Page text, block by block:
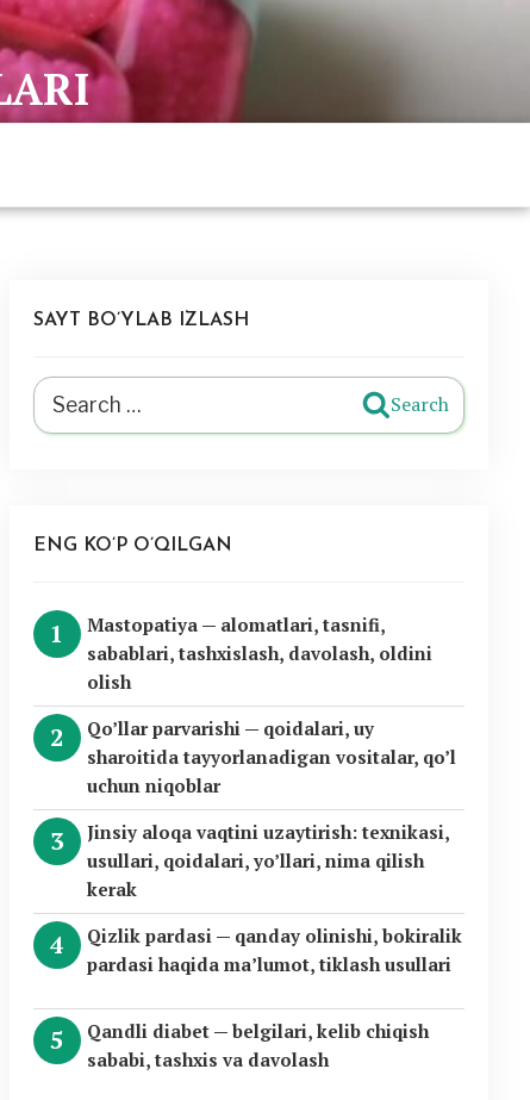
SAYT BO’YLAB IZLASH
Search
for:
Search
ENG KO’P O’QILGAN
Mastopatiya — alomatlari, tasnifi,
sabablari, tashxislash, davolash, oldini
olish
Qo’llar parvarishi — qoidalari, uy
sharoitida tayyorlanadigan vositalar, qo’l
uchun niqoblar
Jinsiy aloqa vaqtini uzaytirish: texnikasi,
usullari, qoidalari, yo’llari, nima qilish
kerak
Qizlik pardasi — qanday olinishi, bokiralik
pardasi haqida ma’lumot, tiklash usullari
Qandli diabet — belgilari, kelib chiqish
sababi, tashxis va davolash